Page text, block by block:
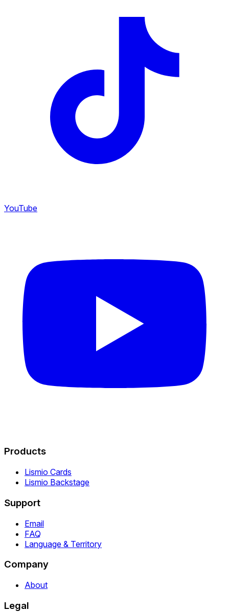
YouTube
Products
Lismio Cards
Lismio Backstage
Support
Email
FAQ
Language & Territory
Company
About
Legal